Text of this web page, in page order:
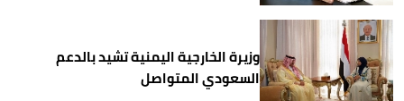
وزيرة الخارجية اليمنية تشيد بالدعم
السعودي المتواصل